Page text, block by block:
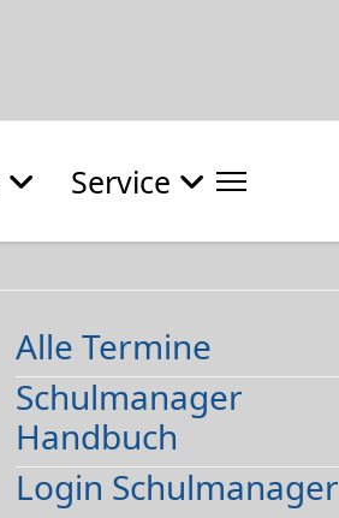
Service
Alle Termine
Schulmanager
Handbuch
Login Schulmanager